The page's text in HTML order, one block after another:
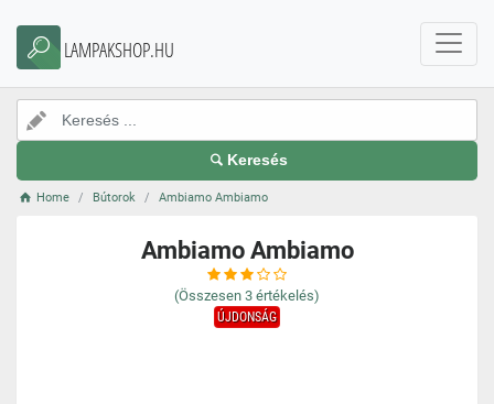
LAMPAKSHOP.HU
Keresés
Home Bútorok Ambiamo Ambiamo
Ambiamo Ambiamo
(Összesen 3 értékelés)
ÚJDONSÁG